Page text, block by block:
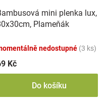
mini plenka lux,
Plameňák
nedostupné (3 ks)
Kč
Do košíku